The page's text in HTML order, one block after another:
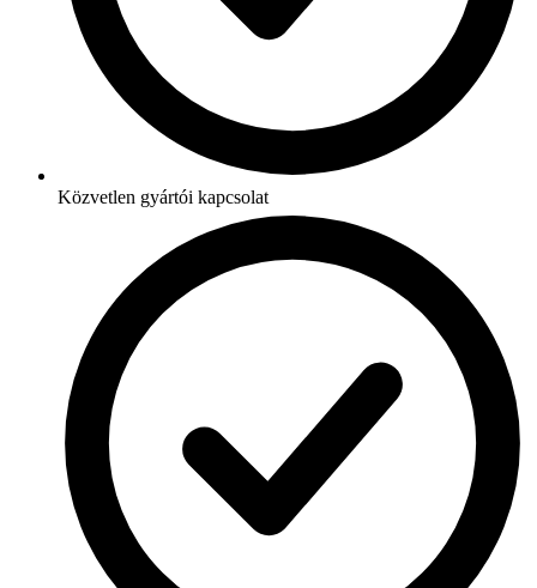
Közvetlen gyártói kapcsolat